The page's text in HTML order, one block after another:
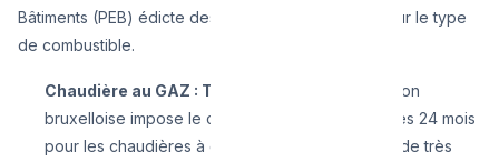
Bâtiments (PEB) édicte des règles strictes basées sur le type
de combustible.
Chaudière au GAZ : Tous les 2 ans.
La législation
bruxelloise impose le contrôle périodique tous les 24 mois
pour les chaudières à gaz (ce sont les modèles de très